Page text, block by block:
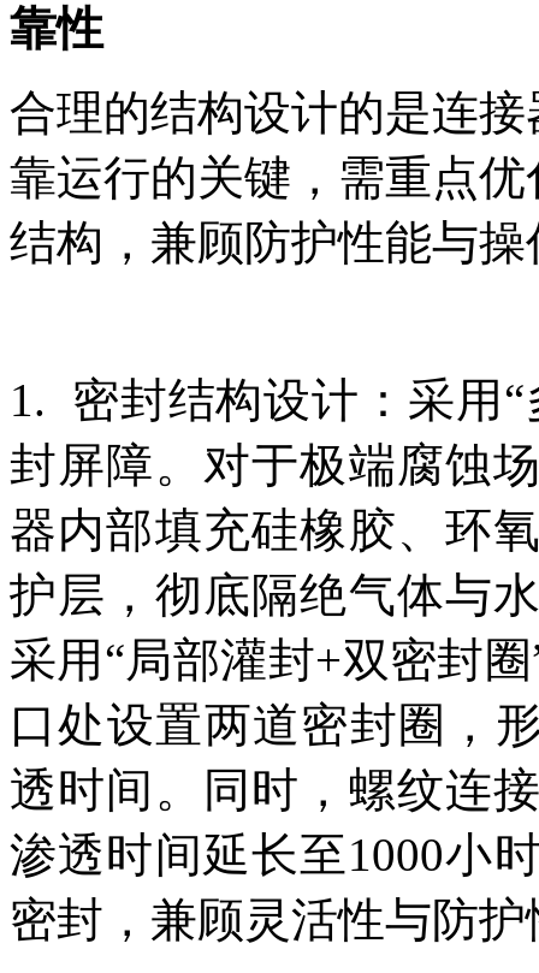
靠性
合理的结构设计的是连
靠运行的关键，需重点
结构，兼顾防护性能与
1. 密封结构设计：采用
封屏障。对于极端腐蚀
器内部填充硅橡胶、环
护层，彻底隔绝气体与
采用“局部灌封+双密封
口处设置两道密封圈，
透时间。同时，螺纹连
渗透时间延长至1000小
密封，兼顾灵活性与防护